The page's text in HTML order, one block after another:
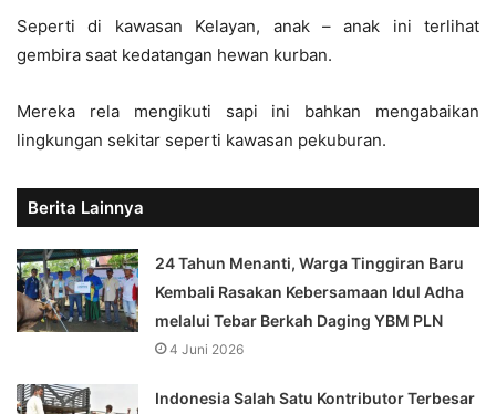
Seperti di kawasan Kelayan, anak – anak ini terlihat
gembira saat kedatangan hewan kurban.
Mereka rela mengikuti sapi ini bahkan mengabaikan
lingkungan sekitar seperti kawasan pekuburan.
Berita Lainnya
24 Tahun Menanti, Warga Tinggiran Baru
Kembali Rasakan Kebersamaan Idul Adha
melalui Tebar Berkah Daging YBM PLN
4 Juni 2026
Indonesia Salah Satu Kontributor Terbesar